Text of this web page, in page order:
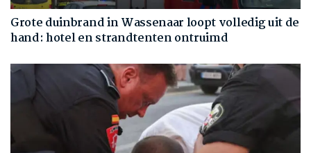
Grote duinbrand in Wassenaar loopt volledig uit de
hand: hotel en strandtenten ontruimd